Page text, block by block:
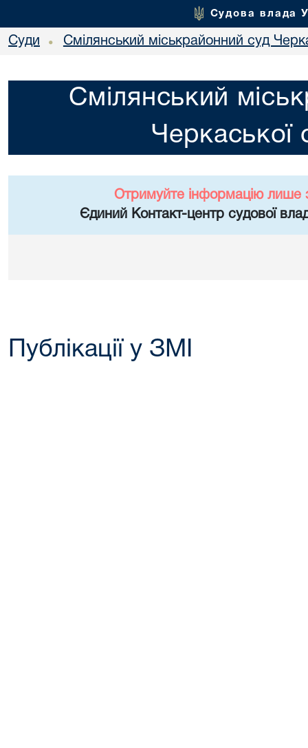
Судова влада
Суди • Смілянський міськрайонний суд
Смілянський
Черкаської
Отримуйте інформацію лише
Єдиний Контакт-центр судової
Публікації у ЗМІ